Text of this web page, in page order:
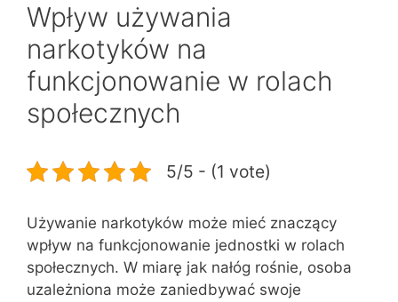
Wpływ używania
narkotyków na
funkcjonowanie w rolach
społecznych
5/5 - (1 vote)
Używanie narkotyków może mieć znaczący
wpływ na funkcjonowanie jednostki w rolach
społecznych. W miarę jak nałóg rośnie, osoba
uzależniona może zaniedbywać swoje